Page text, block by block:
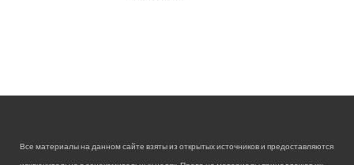
Все материалы на данном сайте взяты из открытых источников и предоставляются